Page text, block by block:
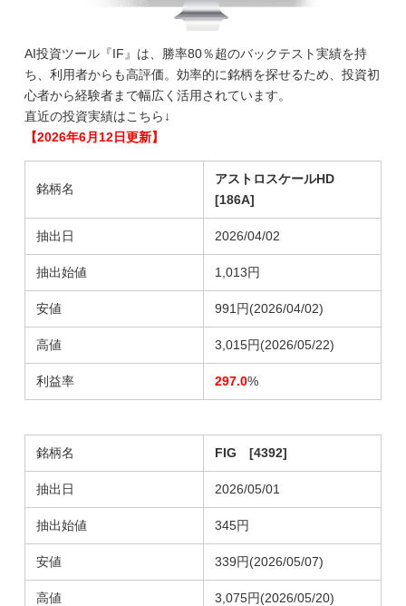
AI投資ツール『IF』は、勝率80％超のバックテスト実績を持
ち、利用者からも高評価。効率的に銘柄を探せるため、投資初
心者から経験者まで幅広く活用されています。
直近の投資実績はこちら↓
【2026年6月12日更新】
銘柄名
アストロスケールHD
[186A]
抽出日 2026/04/02
抽出始値 1,013円
安値 991円(2026/04/02)
高値 3,015円(2026/05/22)
利益率 297.0%
銘柄名 FIG [4392]
抽出日 2026/05/01
抽出始値 345円
安値 339円(2026/05/07)
高値 3,075円(2026/05/20)